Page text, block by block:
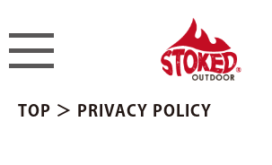
TOP ＞ PRIVACY POLICY